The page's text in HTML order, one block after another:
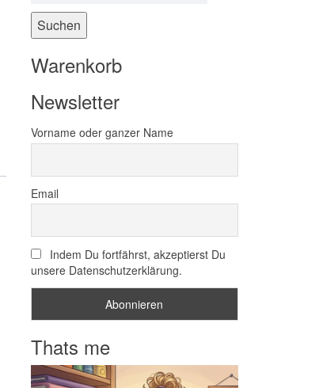
Suchen
Warenkorb
Newsletter
Vorname oder ganzer Name
Email
Indem Du fortfährst, akzeptierst Du
unsere Datenschutzerklärung.
Thats me